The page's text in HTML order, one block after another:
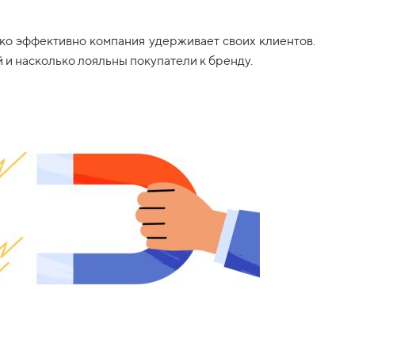
эффективно компания удерживает своих клиентов.
насколько лояльны покупатели к бренду.